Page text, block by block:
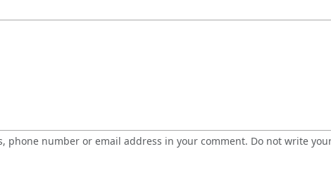
phone number or email address in your comment. Do not write